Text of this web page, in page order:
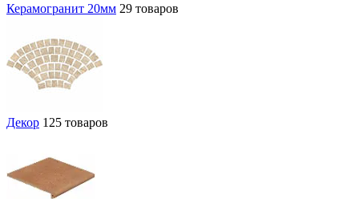
Керамогранит 20мм 29 товаров
Декор 125 товаров